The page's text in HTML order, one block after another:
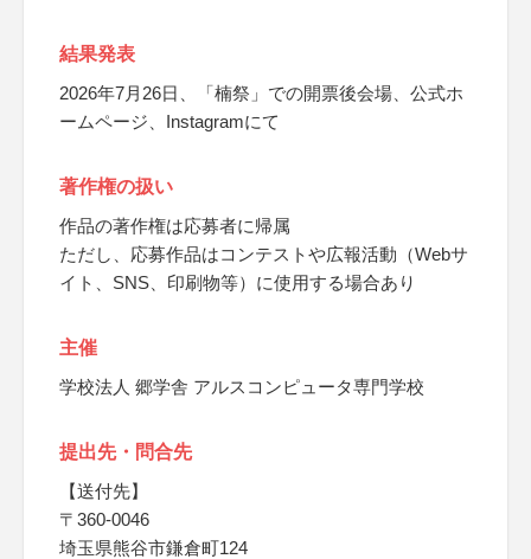
結果発表
2026年7月26日、「楠祭」での開票後会場、公式ホ
ームページ、Instagramにて
著作権の扱い
作品の著作権は応募者に帰属
ただし、応募作品はコンテストや広報活動（Webサ
イト、SNS、印刷物等）に使用する場合あり
主催
学校法人 郷学舎 アルスコンピュータ専門学校
提出先・問合先
【送付先】
〒360-0046
埼玉県熊谷市鎌倉町124